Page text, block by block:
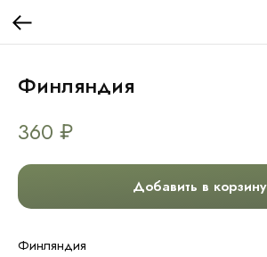
Финляндия
360 ₽
Добавить в корзину
Финляндия